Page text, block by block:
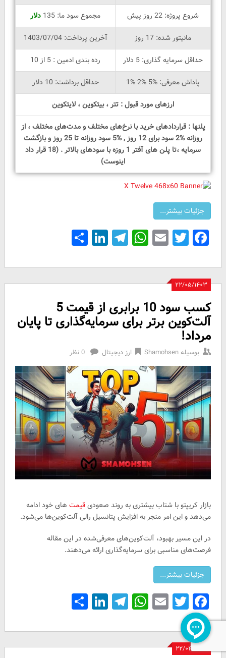
شروع پروژه: 22 روز پیش
مجموع سود ما: 135
دلار
مانیتور شده: 17 روز
آخرین پرداخت: 1403/07/04
حداقل سرمایه گذاری: 5 دلار
رده بندی ادمین : 5 از 10
پاداش معرفی: %5 %2 %1
حداقل برداشت: 10 دلار
ارزهای مورد قبول : تتر ، بیتکوین ، لایتکوین
پلنها : قراردادهای خرید با نرخ‌های مختلف و مدت‌های مختلف ، از
روزانه %2 سود برای 12 روز , %5 سود روزانه تا 25 روز و بازگشت
سرمایه ،تا پلن های آفتر 1 روزه با سودهای بالاتر ‌. (18 قرار داد
اینوست)
Facebook
Twitter
Email
WhatsApp
Telegram
LinkedIn
Share
۲۲/۰۵/۱۴۰۳
کسب سود 10 برابری از قیمت 5
آلت‌کوین برتر برای سرمایه‌گذاری تا پایان
مرداد!
بوسیلهShamohsen ارز دیجیتال 0 نظر
بازار کریپتو با شتاب بیشتری به روند صعودیقیمتهای خود ادامه
می‌دهد و این امر منجر به افزایش پتانسیل رالی آلت‌کوین‌ها می‌شود.
در این مسیر بهبود، آلت‌کوین‌های معرفی‌شده در این مقاله
فرصت‌های مناسبی برای سرمایه‌گذاری ارائه می‌دهند.
Facebook
Twitter
Email
WhatsApp
Telegram
LinkedIn
Share
۲۲/۰۴/۱۴۰۳